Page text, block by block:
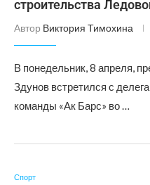
строительства
Автор Виктория Тимохина
В понедельник, 8 апреля,
Здунов встретился с
команды «Ак Барс» во …
Спорт